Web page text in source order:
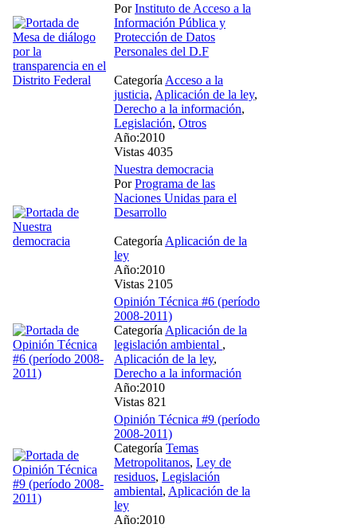
PorInstituto de Acceso a la
Información Pública y
Protección de Datos
Personales del D.F
Categoría Acceso a la
justicia, Aplicación de la ley,
Derecho a la información,
Legislación, Otros
Año:2010
Vistas 4035
Nuestra democracia
PorPrograma de las
Naciones Unidas para el
Desarrollo
Categoría Aplicación de la
ley
Año:2010
Vistas 2105
Opinión Técnica #6 (período
2008-2011)
Categoría Aplicación de la
legislación ambiental ,
Aplicación de la ley,
Derecho a la información
Año:2010
Vistas 821
Opinión Técnica #9 (período
2008-2011)
Categoría Temas
Metropolitanos, Ley de
residuos, Legislación
ambiental, Aplicación de la
ley
Año:2010